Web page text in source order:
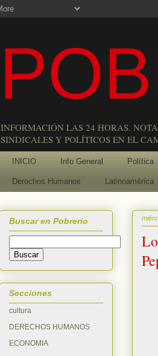
INFORMACIÓN LAS 24 HORAS.
SINDICALES Y POLÍTICOS EN EL
INICIO Info General Política
Derechos Humanos Latinoamérica
Buscar en Pobrerío
Secciones
cultura
DERECHOS HUMANOS
ECONOMIA